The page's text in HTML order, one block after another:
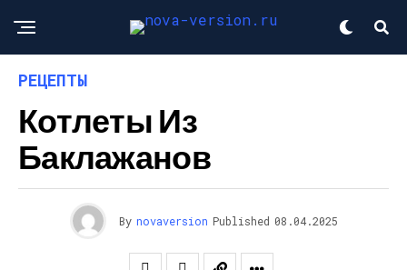
РЕЦЕПТЫ
Котлеты Из
Баклажанов
By novaversion Published 08.04.2025